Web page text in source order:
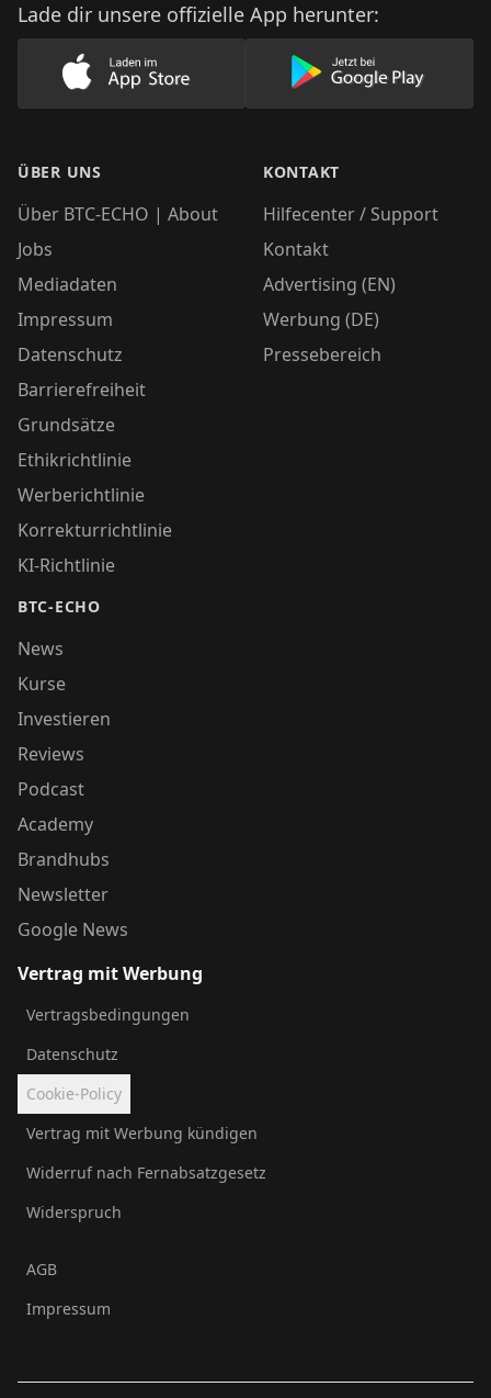
Lade dir unsere offizielle App herunter:
Lade unsere App im AppStore herunter
Lade unsere
ÜBER UNS
Über BTC-ECHO | About
Jobs
Mediadaten
Impressum
Datenschutz
Barrierefreiheit
Grundsätze
Ethikrichtlinie
Werberichtlinie
Korrekturrichtlinie
KI-Richtlinie
BTC-ECHO
News
Kurse
Investieren
Reviews
Podcast
Academy
Brandhubs
Newsletter
Google News
KONTAKT
Hilfecenter / Support
Kontakt
Advertising (EN)
Werbung (DE)
Pressebereich
Vertrag mit Werbung
Vertragsbedingungen
Datenschutz
Cookie-Policy
Vertrag mit Werbung kündigen
Widerruf nach Fernabsatzgesetz
Widerspruch
AGB
Impressum